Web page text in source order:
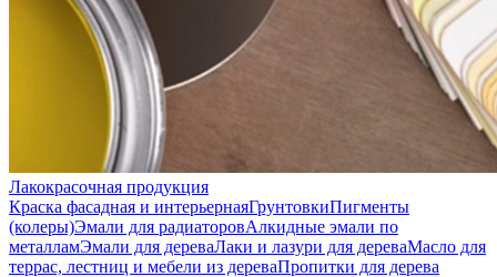
Лакокрасочная продукция
Краска фасадная и интерьернаяГрунтовкиПигменты
(колеры)Эмали для радиаторовАлкидные эмали по
металламЭмали для дереваЛаки и лазури для дереваМасло для
террас, лестниц и мебели из дереваПропитки для дерева